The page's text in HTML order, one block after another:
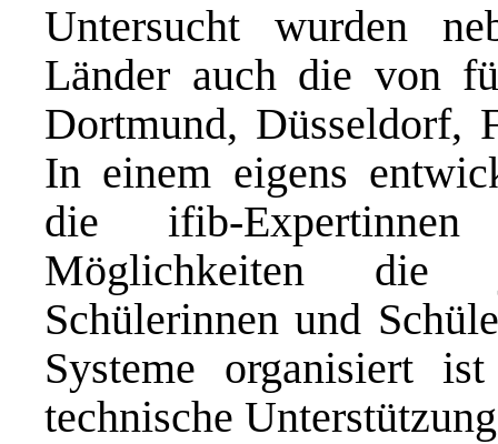
Untersucht wurden
Länder auch die von
Dortmund, Düsseldorf,
In einem eigens
die ifib-
Möglichkeiten die
Schülerinnen und
Systeme organisiert
technische